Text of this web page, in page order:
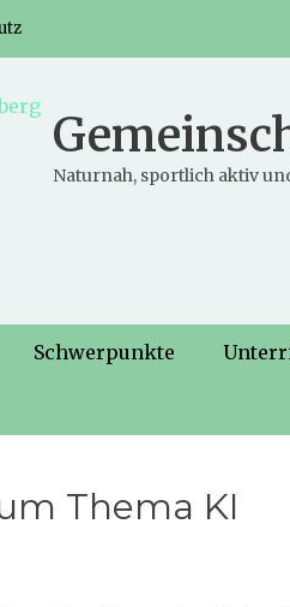
Naturnah, sportlich aktiv
Schwerpunkte
Thema KI